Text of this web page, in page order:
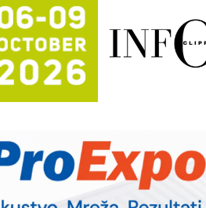
Potpuna efikasnost bez složenih
sistema
Trajna oznaka kao dugoročna korist
Bezbednost na prvom mestu!
poverenja u industriji
– Pametna signalizacija za efikasnije
upravljanje mašinama
Sigurnije ispitivanje transformatora u
solarnim elektranama i